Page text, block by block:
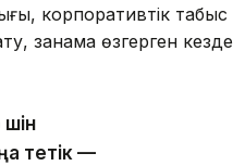
корпоративтік табыс
заңнама өзгерген кезде
тетік —